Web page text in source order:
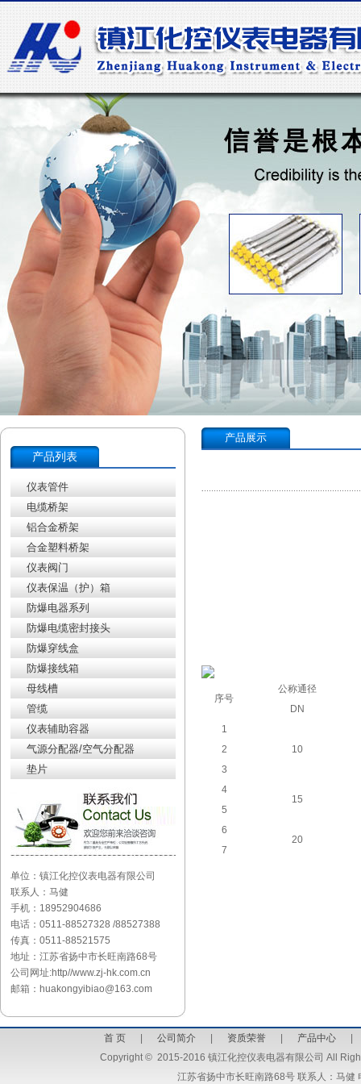
产品列表
仪表管件
电缆桥架
铝合金桥架
合金塑料桥架
仪表阀门
仪表保温（护）箱
防爆电器系列
防爆电缆密封接头
防爆穿线盒
防爆接线箱
母线槽
管缆
仪表辅助容器
气源分配器/空气分配器
垫片
单位：镇江化控仪表电器有限公司
联系人：马健
手机：18952904686
电话：0511-88527328 /88527388
传真：0511-88521575
地址：江苏省扬中市长旺南路68号
公司网址:http//www.zj-hk.com.cn
邮箱：huakongyibiao@163.com
产品展示
序号
公称通径
DN
1
10
2
3
4
15
5
6
20
7
首 页| 公司简介| 资质荣誉| 产品中心
Copyright© 2015-2016 镇江化控仪表电器有限公司 All
江苏省扬中市长旺南路68号 联系人：马